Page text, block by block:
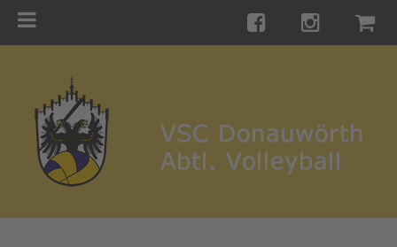
Training
Turniere